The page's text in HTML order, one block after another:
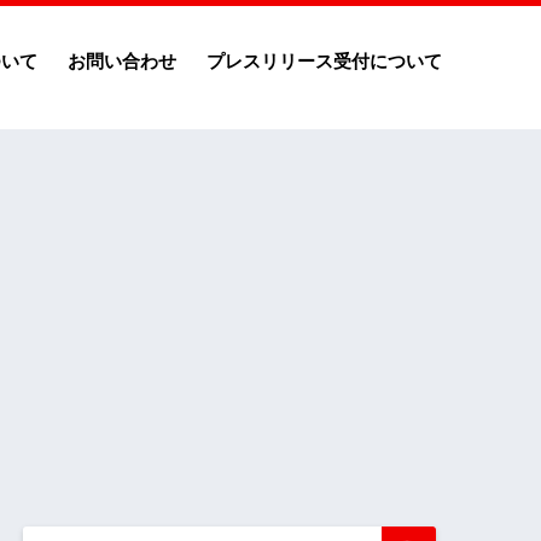
て お問い合わせ プレスリリース受付について